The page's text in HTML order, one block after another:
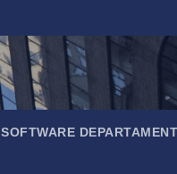
SOFTWARE